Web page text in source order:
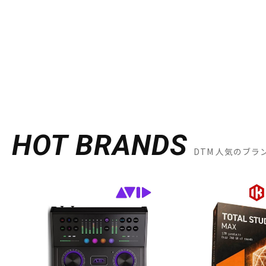
HOT BRANDS DTM 人気のブラ